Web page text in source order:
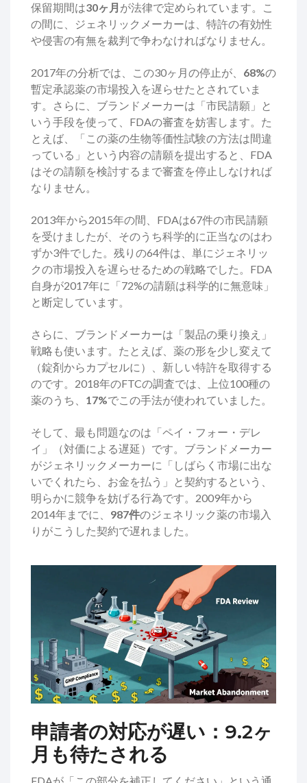
保留期間は30ヶ月 が法律で定められています。こ
の間に、ジェネリックメーカーは、特許の有効性
や侵害の有無を裁判で争わなければなりません。
2017年の分析では、この30ヶ月の停止が、 68%の
暫定承認薬の市場投入を遅らせたとされていま
す。さらに、ブランドメーカーは「市民請願」と
いう手段を使って、FDAの審査を妨害します。た
とえば、「この薬の生物等価性試験の方法は間違
っている」という内容の請願を提出すると、FDA
はその請願を検討するまで審査を停止しなければ
なりません。
2013年から2015年の間、FDAは67件の市民請願
を受けましたが、そのうち科学的に正当なのはわ
ずか3件でした。残りの64件は、単にジェネリッ
クの市場投入を遅らせるための戦略でした。FDA
自身が2017年に「72%の請願は科学的に無意味」
と断定しています。
さらに、ブランドメーカーは「製品の乗り換え」
戦略も使います。たとえば、薬の形を少し変えて
（錠剤からカプセルに）、新しい特許を取得する
のです。2018年のFTCの調査では、上位100種の
薬のうち、 17%でこの手法が使われていました。
そして、最も問題なのは「ペイ・フォー・デレ
イ」（対価による遅延）です。ブランドメーカー
がジェネリックメーカーに「しばらく市場に出な
いでくれたら、お金を払う」と契約するという、
明らかに競争を妨げる行為です。2009年から
2014年までに、 987件のジェネリック薬の市場入
りがこうした契約で遅れました。
申請者の対応が遅い：9.2ヶ
月も待たされる
FDAが「この部分を補正してください」という通